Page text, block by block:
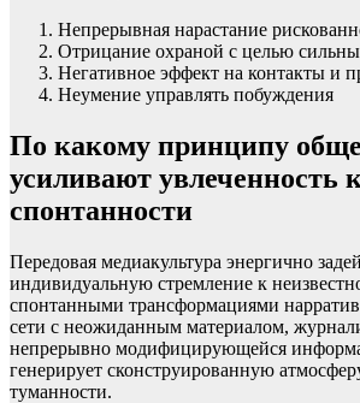
Непрерывная нарастание
Отрицание охраной с целью
Негативное эффект на контакты и
Неумение управлять побуждения
По какому принципу
усиливают увлеченность к
спонтанности
Передовая медиакультура энергично
индивидуальную стремление к
спонтанными трансформациями
сети с неожиданным материалом,
непрерывно модифицирующейся
генерирует сконструированную
туманности.